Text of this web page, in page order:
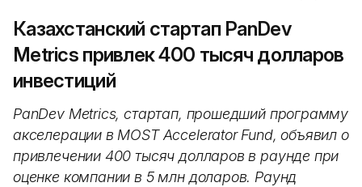
Казахстанский стартап PanDev
Metrics привлек 400 тысяч долларов
инвестиций
PanDev Metrics, стартап, прошедший программу
акселерации в MOST Accelerator Fund, объявил о
привлечении 400 тысяч долларов в раунде при
оценке компании в 5 млн доларов. Раунд